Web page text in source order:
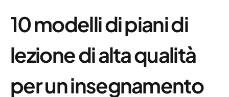
10 modelli di piani di
lezione di alta qualità
per un insegnamento